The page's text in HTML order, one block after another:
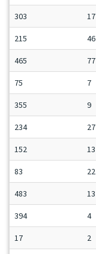
303 17
215 46
465 77
75 7
355 9
234 27
152 13
83 22
483 13
394 4
17 2